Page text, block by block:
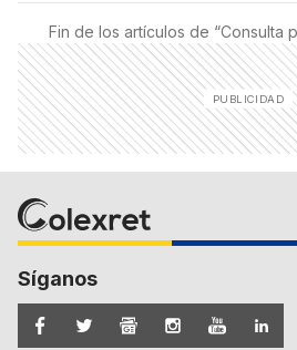
Fin de los artículos de “Consulta
Síganos